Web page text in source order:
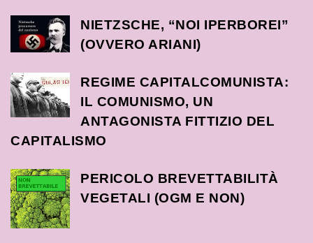
NIETZSCHE, “NOI IPERBOREI”
(OVVERO ARIANI)
REGIME CAPITALCOMUNISTA:
IL COMUNISMO, UN
ANTAGONISTA FITTIZIO DEL
CAPITALISMO
PERICOLO BREVETTABILITÀ
VEGETALI (OGM E NON)